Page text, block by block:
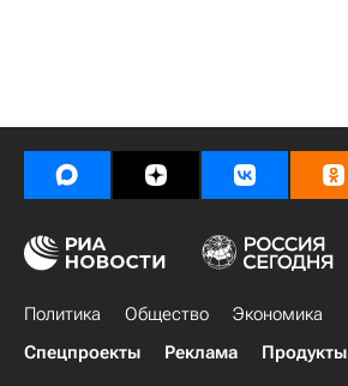
Политика Общество Экономика
Спецпроекты
Реклама